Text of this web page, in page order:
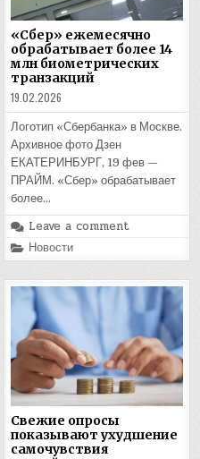
«Сбер» ежемесячно
обрабатывает более 14
млн биометрических
транзакций
19.02.2026
Логотип «Сбербанка» в Москве.
Архивное фото Дзен
ЕКАТЕРИНБУРГ, 19 фев —
ПРАЙМ. «Сбер» обрабатывает
более…
Leave a comment
Posted
in
Новости
Свежие опросы
показывают ухудшение
самочувствия